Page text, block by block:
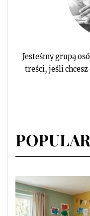
Jesteśmy grupą
treści, jeśli chcesz